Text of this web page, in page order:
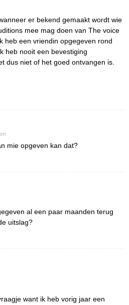
er bekend gemaakt wordt wie
mee mag doen van The voice
heb een vriendin opgegeven rond
heb nooit een bevestiging
dus niet of het goed ontvangen is.
mie opgeven kan dat?
al een paar maanden terug
uitslag?
want ik heb vorig jaar een